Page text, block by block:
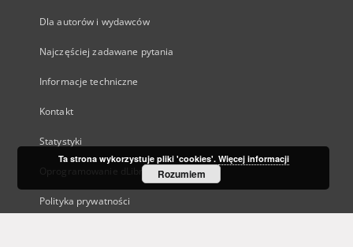
Dla autorów i wydawców
Najczęściej zadawane pytania
Informacje techniczne
Kontakt
Statystyki
Oprogramowanie dLibra
Polityka prywatności
Ta strona wykorzystuje pliki 'cookies'. Więcej informacji
Rozumiem